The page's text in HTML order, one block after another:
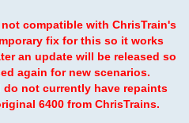
compatible with ChrisTrain's
fix for this so it works
an update will be released so
again for new scenarios.
do not currently have repaints
6400 from ChrisTrains.